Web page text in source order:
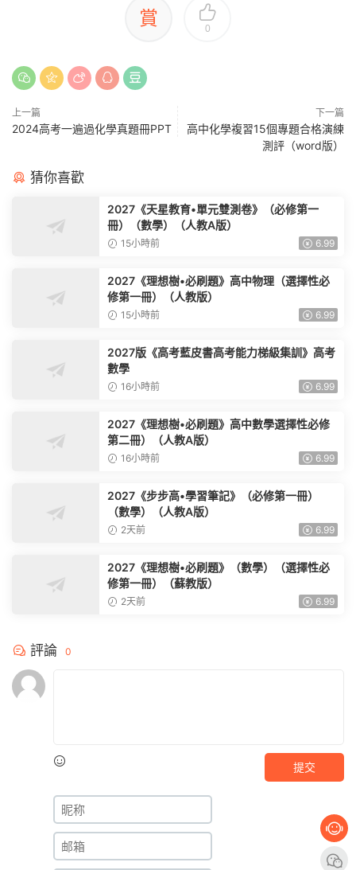
賞 0
上一篇
2024高考一遍過化學真題冊PPT
下一篇
高中化學複習15個專題合格演練
測評（word版）
猜你喜歡
2027《天星教育•單元雙測卷》（必修第一
冊）（數學）（人教A版）
15小時前 6.99
2027《理想樹•必刷題》高中物理（選擇性必
修第一冊）（人教版）
15小時前 6.99
2027版《高考藍皮書高考能力梯級集訓》高考
數學
16小時前 6.99
2027《理想樹•必刷題》高中數學選擇性必修
第二冊）（人教A版）
16小時前 6.99
2027《步步高•學習筆記》（必修第一冊）
（數學）（人教A版）
2天前 6.99
2027《理想樹•必刷題》（數學）（選擇性必
修第一冊）（蘇教版）
2天前 6.99
評論 0
提交